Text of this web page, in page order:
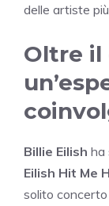
delle artiste
Oltre il
Billie Eilish ha
Eilish Hit Me
solito concerto